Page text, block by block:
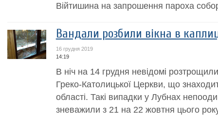
Війтишина на запрошення пароха
Вандали розбили вікна в
16 грудня 2019
14:19
В ніч на 14 грудня невідомі розтрощили
Греко-Католицької Церкви, що
області. Такі випадки у Лубнах
зневажили з 21 на 22 жовтня цього